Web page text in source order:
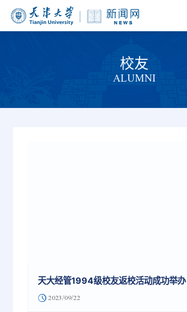
校友
ALUMNI
天大经管1994级校友返校活动成功举办
2023/09/22